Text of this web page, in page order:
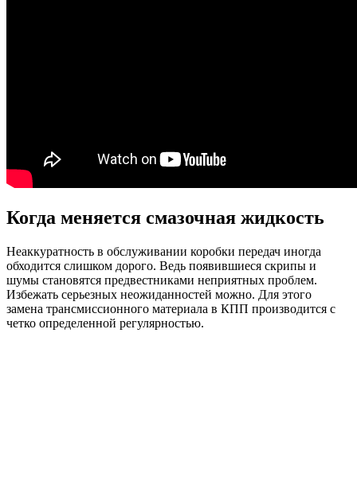
Когда меняется смазочная жидкость
Неаккуратность в обслуживании коробки передач иногда
обходится слишком дорого. Ведь появившиеся скрипы и
шумы становятся предвестниками неприятных проблем.
Избежать серьезных неожиданностей можно. Для этого
замена трансмиссионного материала в КПП производится с
четко определенной регулярностью.